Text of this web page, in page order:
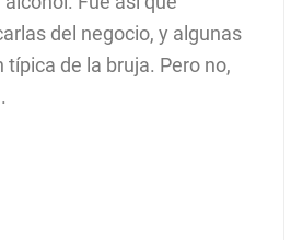
del negocio, y algunas
de la bruja. Pero no,